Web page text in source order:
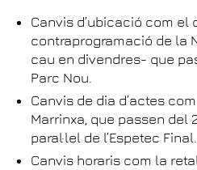
Canvis d’ubicació com el
contraprogramació de la
cau en divendres- que
Parc Nou.
Canvis de dia d’actes
Marrinxa, que passen del
paral·lel de l’Espetec Final.
Canvis horaris com la